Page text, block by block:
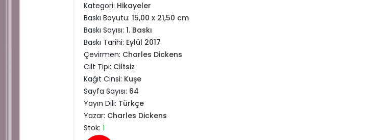
Kategori: Hikayeler
Baskı Boyutu: 15,00 x 21,50 cm
Baskı Sayısı: 1. Baskı
Baskı Tarihi: Eylül 2017
Çevirmen: Charles Dickens
Cilt Tipi: Ciltsiz
Kağıt Cinsi: Kuşe
Sayfa Sayısı: 64
Yayın Dili: Türkçe
Yazar: Charles Dickens
Stok: 1